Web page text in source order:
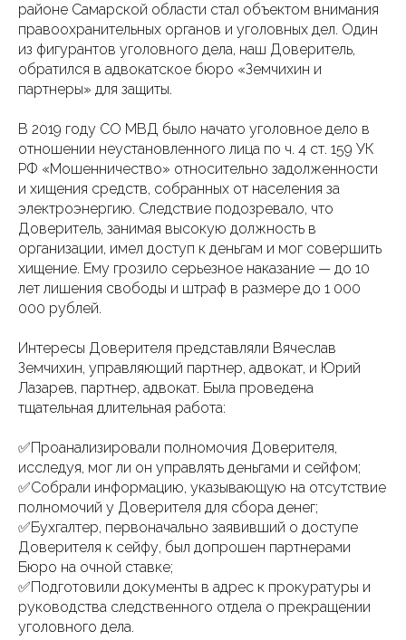
районе Самарской области стал объектом внимания
правоохранительных органов и уголовных дел. Один
из фигурантов уголовного дела, наш Доверитель,
обратился в адвокатское бюро «Земчихин и
партнеры» для защиты.
В 2019 году СО МВД было начато уголовное дело в
отношении неустановленного лица по ч. 4 ст. 159 УК
РФ «Мошенничество» относительно задолженности
и хищения средств, собранных от населения за
электроэнергию. Следствие подозревало, что
Доверитель, занимая высокую должность в
организации, имел доступ к деньгам и мог совершить
хищение. Ему грозило серьезное наказание — до 10
лет лишения свободы и штраф в размере до 1 000
000 рублей.
Интересы Доверителя представляли Вячеслав
Земчихин, управляющий партнер, адвокат, и Юрий
Лазарев, партнер, адвокат. Была проведена
тщательная длительная работа:
✅Проанализировали полномочия Доверителя,
исследуя, мог ли он управлять деньгами и сейфом;
✅Собрали информацию, указывающую на отсутствие
полномочий у Доверителя для сбора денег;
✅Бухгалтер, первоначально заявивший о доступе
Доверителя к сейфу, был допрошен партнерами
Бюро на очной ставке;
✅Подготовили документы в адрес к прокуратуры и
руководства следственного отдела о прекращении
уголовного дела.